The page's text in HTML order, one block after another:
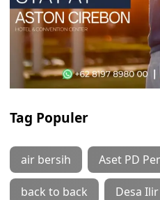
Tag Populer
air bersih Aset PD
back to back Desa Ilir